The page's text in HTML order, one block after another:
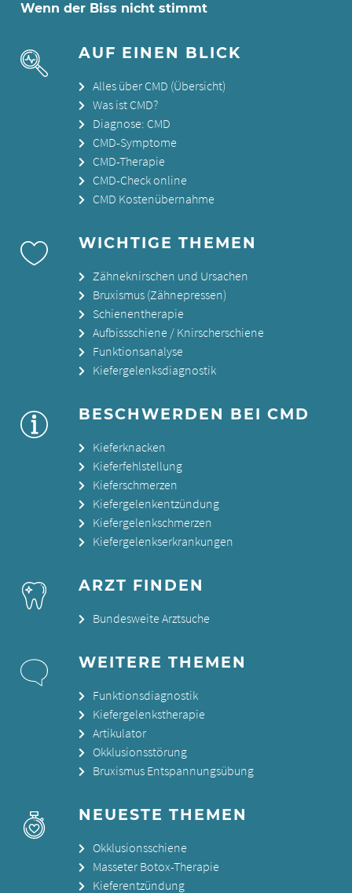
Wenn der Biss nicht stimmt
AUF EINEN BLICK
Alles über CMD (Übersicht)
Was ist CMD?
Diagnose: CMD
CMD-Symptome
CMD-Therapie
CMD-Check online
CMD Kostenübernahme
WICHTIGE THEMEN
Zähneknirschen und Ursachen
Bruxismus (Zähnepressen)
Schienentherapie
Aufbissschiene / Knirscherschiene
Funktionsanalyse
Kiefergelenksdiagnostik
BESCHWERDEN BEI CMD
Kieferknacken
Kieferfehlstellung
Kieferschmerzen
Kiefergelenkentzündung
Kiefergelenkschmerzen
Kiefergelenkserkrankungen
ARZT FINDEN
Bundesweite Arztsuche
WEITERE THEMEN
Funktionsdiagnostik
Kiefergelenkstherapie
Artikulator
Okklusionsstörung
Bruxismus Entspannungsübung
NEUESTE THEMEN
Okklusionsschiene
Masseter Botox-Therapie
Kieferentzündung